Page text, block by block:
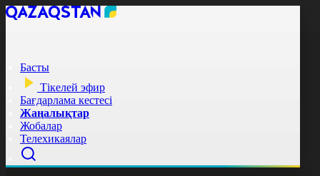
Басты
Тікелей эфир
Бағдарлама кестесі
Жаңалықтар
Жобалар
Телехикаялар